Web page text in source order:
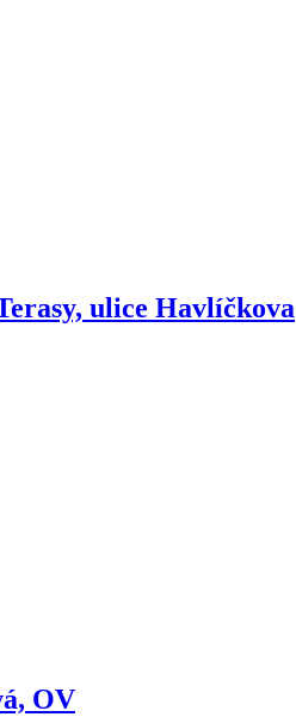
ulice Havlíčkova
OV